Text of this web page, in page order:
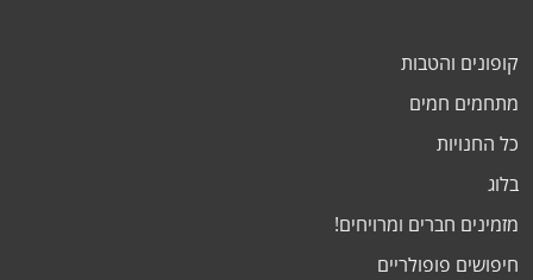
קופונים והטבות
מתחמים חמים
כל החנויות
בלוג
מזמינים חברים ומרויחים!
חיפושים פופולריים